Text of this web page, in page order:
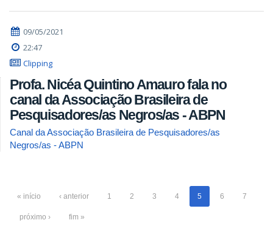
09/05/2021
22:47
Clipping
Profa. Nicéa Quintino Amauro fala no
canal da Associação Brasileira de
Pesquisadores/as Negros/as - ABPN
Canal da Associação Brasileira de Pesquisadores/as
Negros/as - ABPN
« início ‹ anterior 1 2 3 4 5 6 7
próximo › fim »